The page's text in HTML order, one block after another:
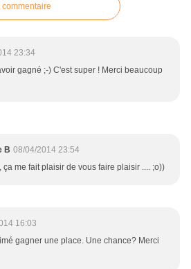
23:34
gagné ;-) C'est super ! Merci beaucoup
B 08/04/2014 23:54
ça me fait plaisir de vous faire plaisir .... ;o))
16:03
gagner une place. Une chance? Merci